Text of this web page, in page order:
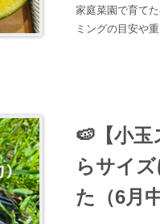
家庭菜園で育て
ミングの目安や
🍉【小
らサイ
た（6月